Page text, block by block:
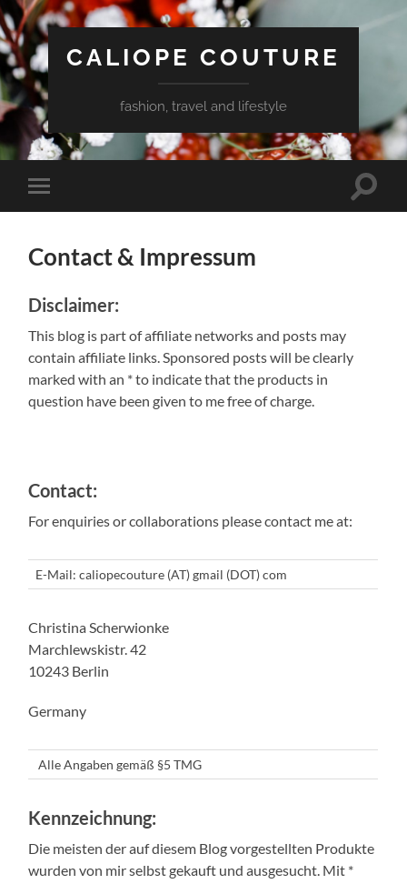
CALIOPE COUTURE
fashion, travel and lifestyle
Toggle
mobile
Toggle
Contact & Impressum
Disclaimer:
This blog is part of affiliate networks and posts may
contain affiliate links. Sponsored posts will be clearly
marked with an * to indicate that the products in
question have been given to me free of charge.
Contact:
For enquiries or collaborations please contact me at:
E-Mail: caliopecouture (AT) gmail (DOT) com
Christina Scherwionke
Marchlewskistr. 42
10243 Berlin
Germany
Alle Angaben gemäß §5 TMG
Kennzeichnung:
Die meisten der auf diesem Blog vorgestellten Produkte
wurden von mir selbst gekauft und ausgesucht. Mit *